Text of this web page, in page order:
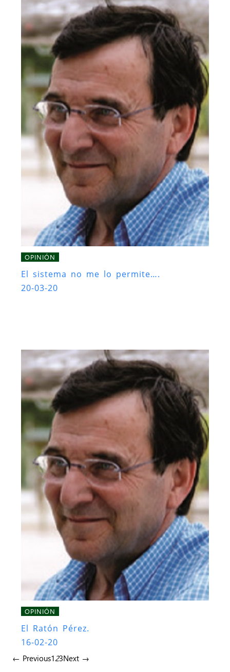
OPINIÓN
El sistema no me lo permite….
20-03-20
OPINIÓN
El Ratón Pérez.
16-02-20
← Previous123Next →